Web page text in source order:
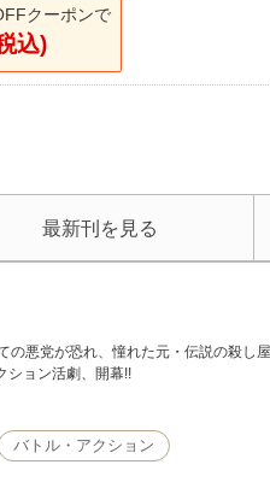
クーポンで
込)
最新刊を見る
の悪党が恐れ、憧れた元・伝説の殺
ョン活劇、開幕!!
バトル・アクション